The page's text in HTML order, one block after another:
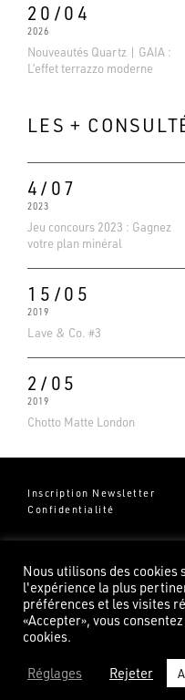
20/04
2026
Nouveautés Quartz | GAIA :
L’effet terrazzo moderne
LES +
4/07
2023
Jeu concours 2023 : Gagnez
votre plan minéral
15/05
2019
Lave & Co. #3
2/05
2019
Chotto Matte London
Inscription Newsletter
Confidentialité
Groupe Pierredeplan
82100 Castelsarrasin
©2026 Pierredeplan
Nous utilisons des
l'expérience la plus
préférences et les visites
«Accepter», vous
cookies.
Réglages Rejeter